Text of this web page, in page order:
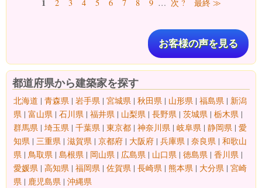
1 2 3 4 5 6 7 8 9 … 次 ? 最終 ≫
お客様の声を見る
都道府県から建築家を探す
北海道 | 青森県 | 岩手県 | 宮城県 | 秋田県 | 山形県 | 福島県 | 新潟
県 | 富山県 | 石川県 | 福井県 | 山梨県 | 長野県 | 茨城県 | 栃木県 |
群馬県 | 埼玉県 | 千葉県 | 東京都 | 神奈川県 | 岐阜県 | 静岡県 | 愛
知県 | 三重県 | 滋賀県 | 京都府 | 大阪府 | 兵庫県 | 奈良県 | 和歌山
県 | 鳥取県 | 島根県 | 岡山県 | 広島県 | 山口県 | 徳島県 | 香川県 |
愛媛県 | 高知県 | 福岡県 | 佐賀県 | 長崎県 | 熊本県 | 大分県 | 宮崎
県 | 鹿児島県 | 沖縄県